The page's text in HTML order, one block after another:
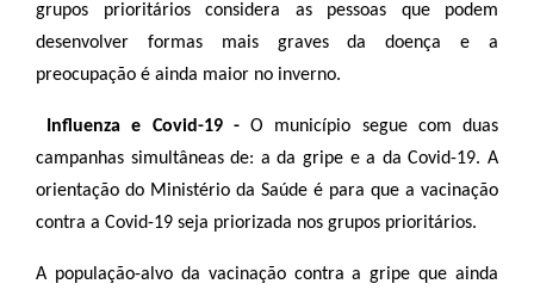
grupos prioritários considera as pessoas que podem
desenvolver formas mais graves da doença e a
preocupação é ainda maior no inverno.
Influenza e Covid-19 -O município segue com duas
campanhas simultâneas de: a da gripe e a da Covid-19. A
orientação do Ministério da Saúde é para que a vacinação
contra a Covid-19 seja priorizada nos grupos prioritários.
A população-alvo da vacinação contra a gripe que ainda